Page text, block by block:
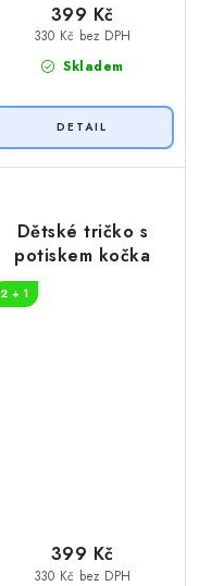
Skladem
330 Kč bez DPH
399 Kč
Dětské tričko s
potiskem kočka
2 + 1
330 Kč bez DPH
399 Kč